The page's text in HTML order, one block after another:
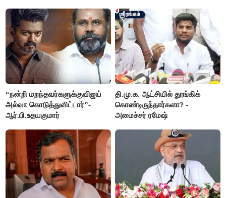
“நன்றி மறந்தவர்களுக்குவிஜய்
அல்வா கொடுத்துவிட்டார்”-
ஆர்.பி.உதயகுமார்
தி.மு.க. ஆட்சியில் தூங்கிக்
கொண்டிருந்தார்களா? -
அமைச்சர் ரமேஷ்